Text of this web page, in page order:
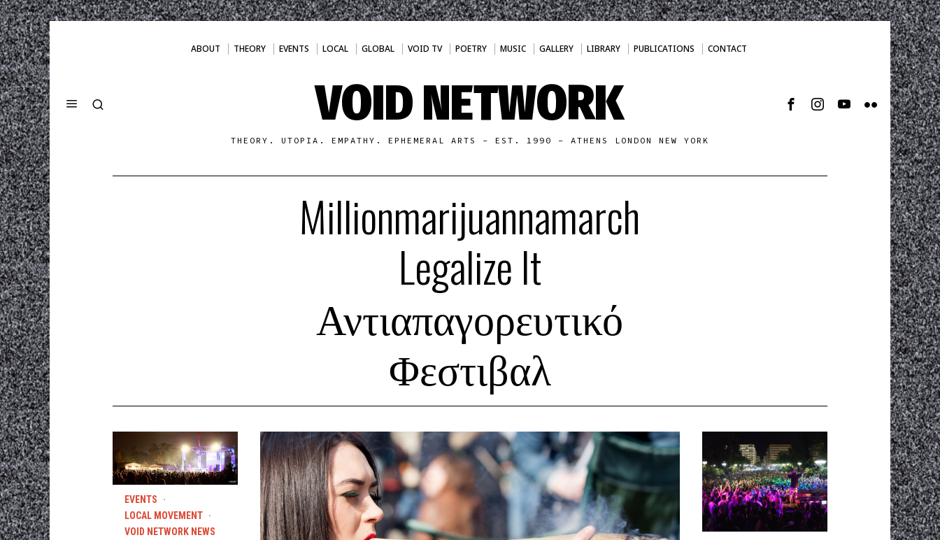
ABOUT THEORY EVENTS LOCAL GLOBAL VOID TV POETRY MUSIC GALLERY LIBRARY PUBLICATIONS CONTACT
VOID NETWORK
THEORY. UTOPIA. EMPATHY. EPHEMERAL ARTS - EST. 1990 - ATHENS LONDON NEW YORK
Millionmarijuannamarch
Legalize It
Αντιαπαγορευτικό
Φεστιβαλ
EVENTS
·
LOCAL MOVEMENT ·
VOID NETWORK NEWS